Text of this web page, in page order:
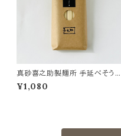
真砂喜之助製麺所 手延べそう
めん太口 500g
¥1,080